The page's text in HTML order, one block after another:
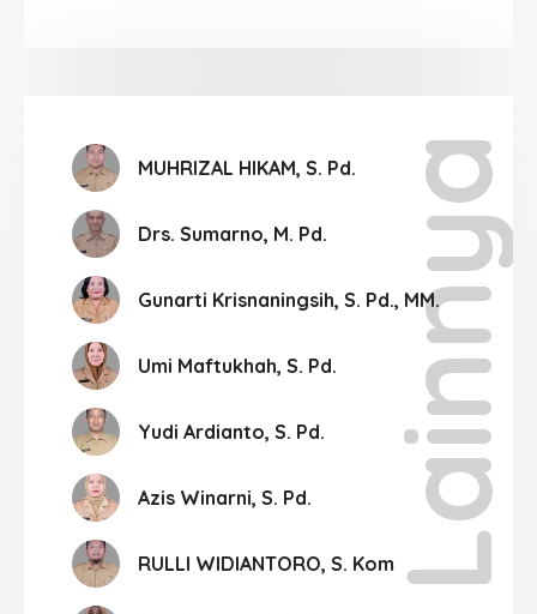
Lainnya
MUHRIZAL HIKAM, S. Pd.
Drs. Sumarno, M. Pd.
Gunarti Krisnaningsih, S. Pd., MM.
Umi Maftukhah, S. Pd.
Yudi Ardianto, S. Pd.
Azis Winarni, S. Pd.
RULLI WIDIANTORO, S. Kom